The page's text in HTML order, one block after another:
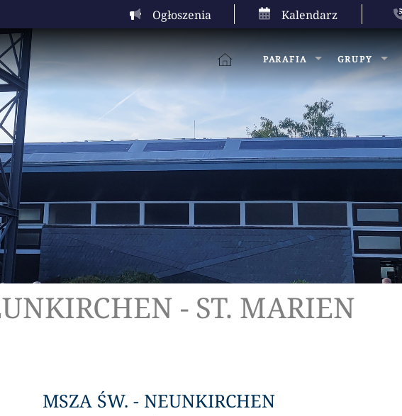
Ogłoszenia Kalendarz
PARAFIA GRUPY
- ST. MARIEN
MSZA ŚW. - NEUNKIRCHEN